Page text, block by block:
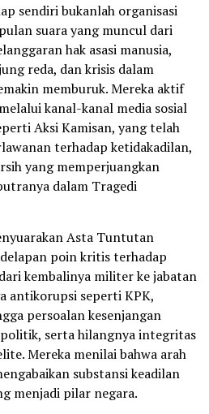
sendiri bukanlah organisasi
suara yang muncul dari
hak asasi manusia,
reda, dan krisis dalam
memburuk. Mereka aktif
kanal-kanal media sosial
Aksi Kamisan, yang telah
terhadap ketidakadilan,
yang memperjuangkan
dalam Tragedi
Asta Tuntutan
poin kritis terhadap
kembalinya militer ke jabatan
antikorupsi seperti KPK,
persoalan kesenjangan
serta hilangnya integritas
Mereka menilai bahwa arah
substansi keadilan
menjadi pilar negara.